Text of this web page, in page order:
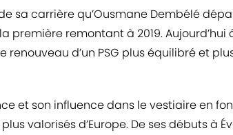
sa carrière qu’Ousmane Dembélé
première remontant à 2019. Aujourd’hui
d’un PSG plus équilibré et
et son influence dans le vestiaire en
valorisés d’Europe. De ses débuts à